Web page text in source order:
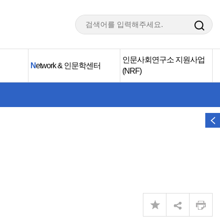
Network & 인문학센터
인문사회연구소 지원사업
(NRF)